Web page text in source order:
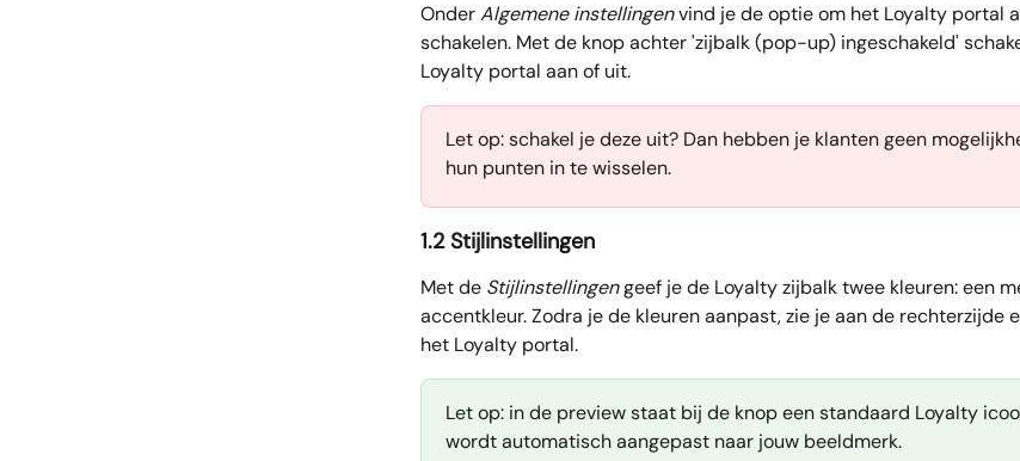
Onder Algemene instellingen vind je de optie om het Loyalty portal
schakelen. Met de knop achter 'zijbalk (pop-up) ingeschakeld'
Loyalty portal aan of uit.
Let op: schakel je deze uit? Dan hebben je klanten geen
hun punten in te wisselen.
1.2 Stijlinstellingen
Met de Stijlinstellingen geef je de Loyalty zijbalk twee kleuren: een
accentkleur. Zodra je de kleuren aanpast, zie je aan de rechterzijde
het Loyalty portal.
Let op: in de preview staat bij de knop een standaard Loyalty
wordt automatisch aangepast naar jouw beeldmerk.